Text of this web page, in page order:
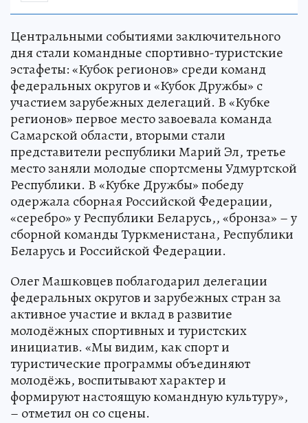
Центральными событиями заключительного
дня стали командные спортивно-туристские
эстафеты: «Кубок регионов» среди команд
федеральных округов и «Кубок Дружбы» с
участием зарубежных делегаций. В «Кубке
регионов» первое место завоевала команда
Самарской области, вторыми стали
представители республики Марий Эл, третье
место заняли молодые спортсмены Удмуртской
Республики. В «Кубке Дружбы» победу
одержала сборная Российской Федерации,
«серебро» у Республики Беларусь,, «бронза» – у
сборной команды Туркменистана, Республики
Беларусь и Российской Федерации.
Олег Машковцев поблагодарил делегации
федеральных округов и зарубежных стран за
активное участие и вклад в развитие
молодёжных спортивных и туристских
инициатив. «Мы видим, как спорт и
туристические программы объединяют
молодёжь, воспитывают характер и
формируют настоящую командную культуру»,
– отметил он со сцены.